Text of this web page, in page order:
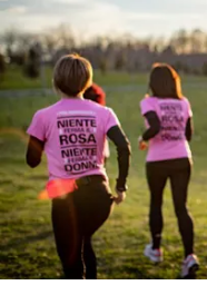
TV
PRINCIPATO
DI
MONACO
RMC
CONSIGLIA